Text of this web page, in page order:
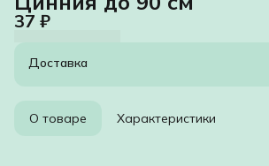
37 ₽
Доставка
О товаре Характеристики